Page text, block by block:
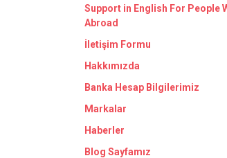
Support in English For People
Abroad
İletişim Formu
Hakkımızda
Banka Hesap Bilgilerimiz
Markalar
Haberler
Blog Sayfamız